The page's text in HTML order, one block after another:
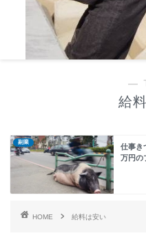
―
給
副業
仕事き
万円の
HOME 給料は安い